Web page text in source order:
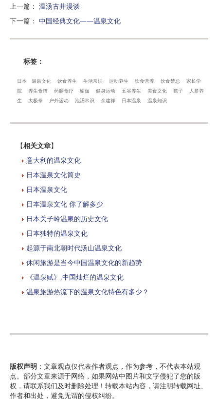
上一篇 ： 温汤古井漫谈
下一篇 ： 中国经典文化——温泉文化
标签：
日本 温泉文化 饮食养生 生活常识 运动养生 饮食营养 饮食禁忌
家长学
院
养生食谱 药膳食疗 瑜伽 健身运动 五谷养生 美食文化 孩子
人群养
生
太极拳 户外运动 泡汤常识 余建祥 日本温泉 温泉知识
【相关文章】
意大利的温泉文化
日本温泉文化简史
日本温泉文化​
日本温泉文化 你了解多少
日本关子岭温泉的历史文化
日本独特的温泉文化
起源于南北朝时代汤山温泉文化
休闲旅游是当今中国温泉文化的新趋势
《温泉赋》,中国灿烂的温泉文化
温泉旅游热流下的温泉文化特色有多少？
版权声明 ：文章观点仅代表作者观点，作为参考，不代表本站观
点。部分文章来源于网络，如果网站中图片和文字侵犯了您的版
权，请联系我们及时删除处理！转载本站内容，请注明转载网址、
作者和出处，避免无谓的侵权纠纷。